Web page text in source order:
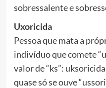
sobressalente e
Uxoricida
Pessoa que mata a
indivíduo que comete
valor de “ks”:
quase só se ouve